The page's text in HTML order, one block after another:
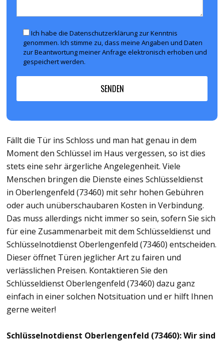
Ich habe die Datenschutzerklärung zur Kenntnis
genommen. Ich stimme zu, dass meine Angaben und Daten
zur Beantwortung meiner Anfrage elektronisch erhoben und
gespeichert werden.
Fällt die Tür ins Schloss und man hat genau in dem
Moment den Schlüssel im Haus vergessen, so ist dies
stets eine sehr ärgerliche Angelegenheit. Viele
Menschen bringen die Dienste eines Schlüsseldienst
in Oberlengenfeld (73460) mit sehr hohen Gebühren
oder auch unüberschaubaren Kosten in Verbindung.
Das muss allerdings nicht immer so sein, sofern Sie sich
für eine Zusammenarbeit mit dem Schlüsseldienst und
Schlüsselnotdienst Oberlengenfeld (73460) entscheiden.
Dieser öffnet Türen jeglicher Art zu fairen und
verlässlichen Preisen. Kontaktieren Sie den
Schlüsseldienst Oberlengenfeld (73460) dazu ganz
einfach in einer solchen Notsituation und er hilft Ihnen
gerne weiter!
Schlüsselnotdienst Oberlengenfeld (73460): Wir sind